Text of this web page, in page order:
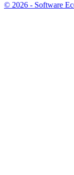
© 2026 - Software